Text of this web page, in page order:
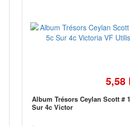
5,58
Album Trésors Ceylan Scott #
Sur 4c Victor